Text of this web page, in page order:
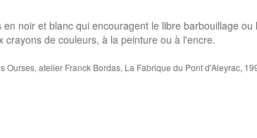
en noir et blanc qui encouragent le libre barbouillage ou
crayons de couleurs, à la peinture ou à l'encre.
Ourses, atelier Franck Bordas, La Fabrique du Pont d'Aleyrac,